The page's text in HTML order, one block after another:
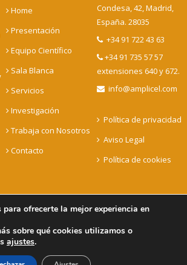
Home
Presentación
Equipo Científico
Sala Blanca
Servicios
Investigación
Trabaja con Nosotros
Contacto
Condesa, 42, Madrid,
España. 28035
+34 91 722 43 63
+34 91 735 57 57
extensiones 640 y 672.
info@amplicel.com
Política de privacidad
Aviso Legal
Política de cookies
Amplicel - Celulas para curar. todos los
derechos reservados
ofrecerte la mejor experiencia en
sobre qué cookies utilizamos o
ajustes.